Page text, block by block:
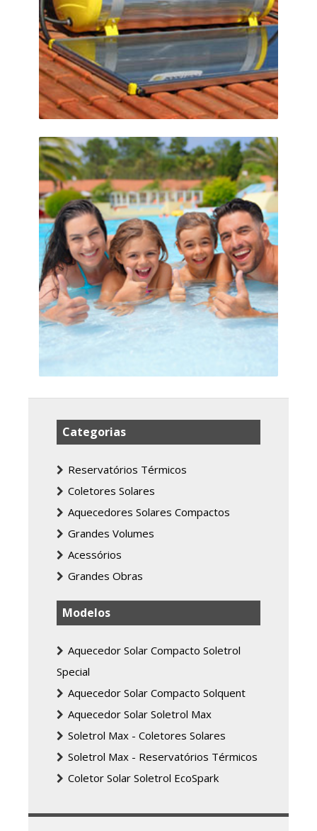
Categorias
Reservatórios Térmicos
Coletores Solares
Aquecedores Solares Compactos
Grandes Volumes
Acessórios
Grandes Obras
Modelos
Aquecedor Solar Compacto Soletrol
Special
Aquecedor Solar Compacto Solquent
Aquecedor Solar Soletrol Max
Soletrol Max - Coletores Solares
Soletrol Max - Reservatórios Térmicos
Coletor Solar Soletrol EcoSpark